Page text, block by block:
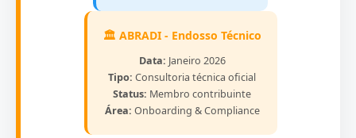
🏛️ ABRADI - Endosso Técnico
Data: Janeiro 2026
Tipo: Consultoria técnica oficial
Status: Membro contribuinte
Área: Onboarding & Compliance